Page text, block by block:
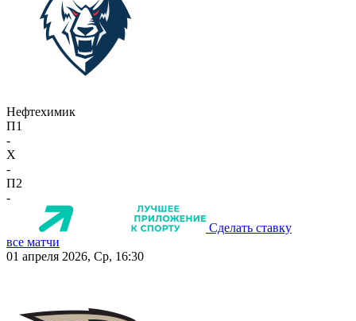
Нефтехимик
П1
-
X
-
П2
-
Сделать ставку
все матчи
01 апреля 2026, Ср, 16:30